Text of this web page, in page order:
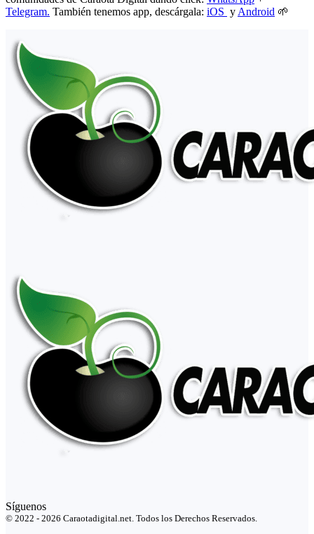
Telegram. También tenemos app, descárgala: iOS y Android 🌱
Síguenos
© 2022 - 2026 Caraotadigital.net. Todos los Derechos Reservados.